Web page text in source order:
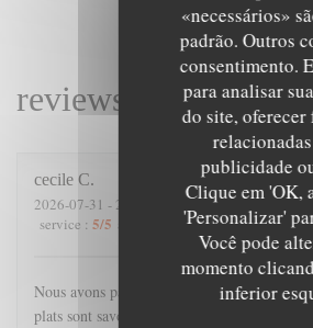
«necessários»
padrão. Outros
consentimento.
para analisar
do site,
publicidade
Clique em 'OK,
'Personalizar'
Você pode
momento
inferior
cecile C
2026-07-31 - 21:00 - guests 4
service : 5/5 4/5 menu:5/5
Nous avons passé une excellente soirée.
plats sont savoureux, et copieux.